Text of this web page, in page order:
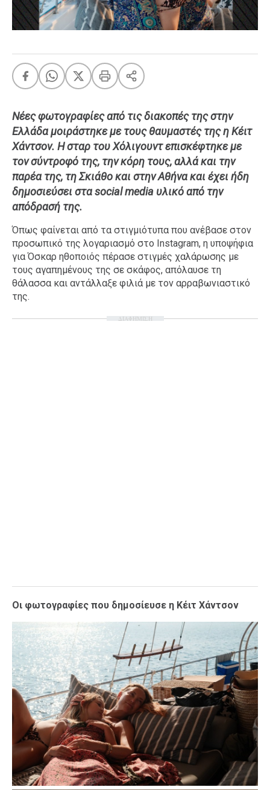
Retro Summer
OMG LOL
A-List LGBTQI+
Xmas
LIFE
Food
Body+Mind
Ταξίδια
Style
Σπίτι
AGENDA
Νέες φωτογραφίες από τις διακοπές της στην
Ελλάδα μοιράστηκε με τους θαυμαστές της η Κέιτ
Χάντσον. Η σταρ του Χόλιγουντ επισκέφτηκε με
τον σύντροφό της, την κόρη τους, αλλά και την
παρέα της, τη Σκιάθο και στην Αθήνα και έχει ήδη
δημοσιεύσει στα social media υλικό από την
απόδρασή της.
Όπως φαίνεται από τα στιγμιότυπα που ανέβασε στον
προσωπικό της λογαριασμό στο Instagram, η υποψήφια
για Όσκαρ ηθοποιός πέρασε στιγμές χαλάρωσης με
τους αγαπημένους της σε σκάφος, απόλαυσε τη
θάλασσα και αντάλλαξε φιλιά με τον αρραβωνιαστικό
της.
ΔΙΑΦΗΜΙΣΗ
Οι φωτογραφίες που δημοσίευσε η Κέιτ Χάντσον